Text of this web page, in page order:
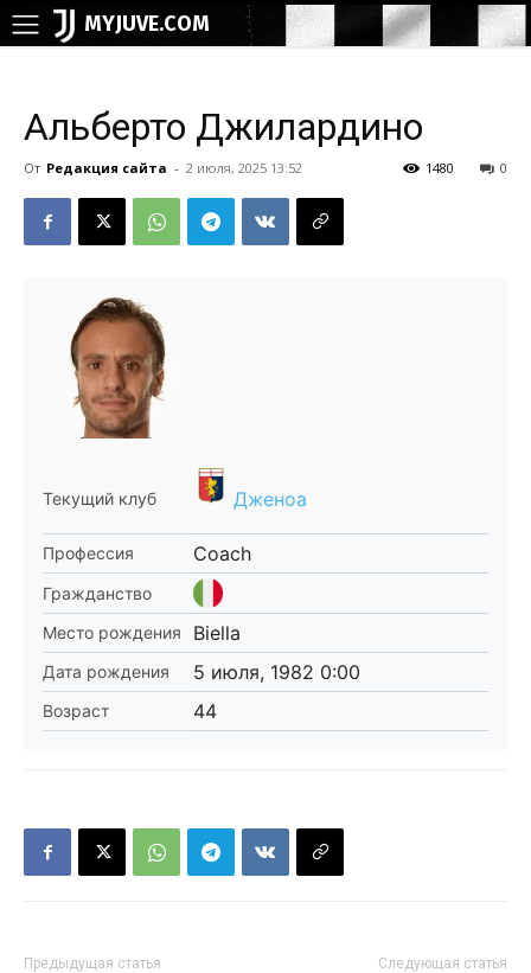
MYJUVE.COM
Альберто Джилардино
От Редакция сайта - 2 июля, 2025 13:52 0
1480
Текущий клуб Дженоа
Профессия Coach
Гражданство
Место рождения
Biella
Дата рождения 5 июля, 1982 0:00
Возраст 44
Предыдущая статья Следующая статья